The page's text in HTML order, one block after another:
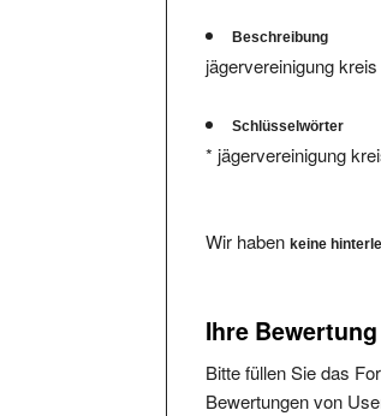
Beschreibung
jägervereinigung
Schlüsselwörter
* jägervereinigung
Wir habenkeine
Ihre
Bitte füllen Sie das
Bewertungen von